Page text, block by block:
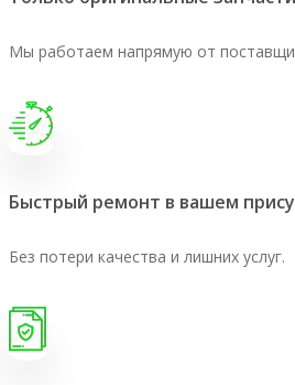
Мы работаем напрямую от
Быстрый ремонт в вашем
Без потери качества и лишних услуг.